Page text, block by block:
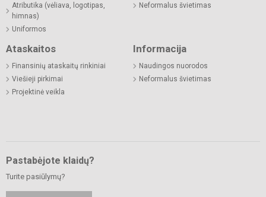
Atributika (vėliava, logotipas,
himnas)
Uniformos
Neformalus švietimas
Ataskaitos
Finansinių ataskaitų rinkiniai
Viešieji pirkimai
Projektinė veikla
Informacija
Naudingos nuorodos
Neformalus švietimas
Pastabėjote klaidų?
Turite pasiūlymų?